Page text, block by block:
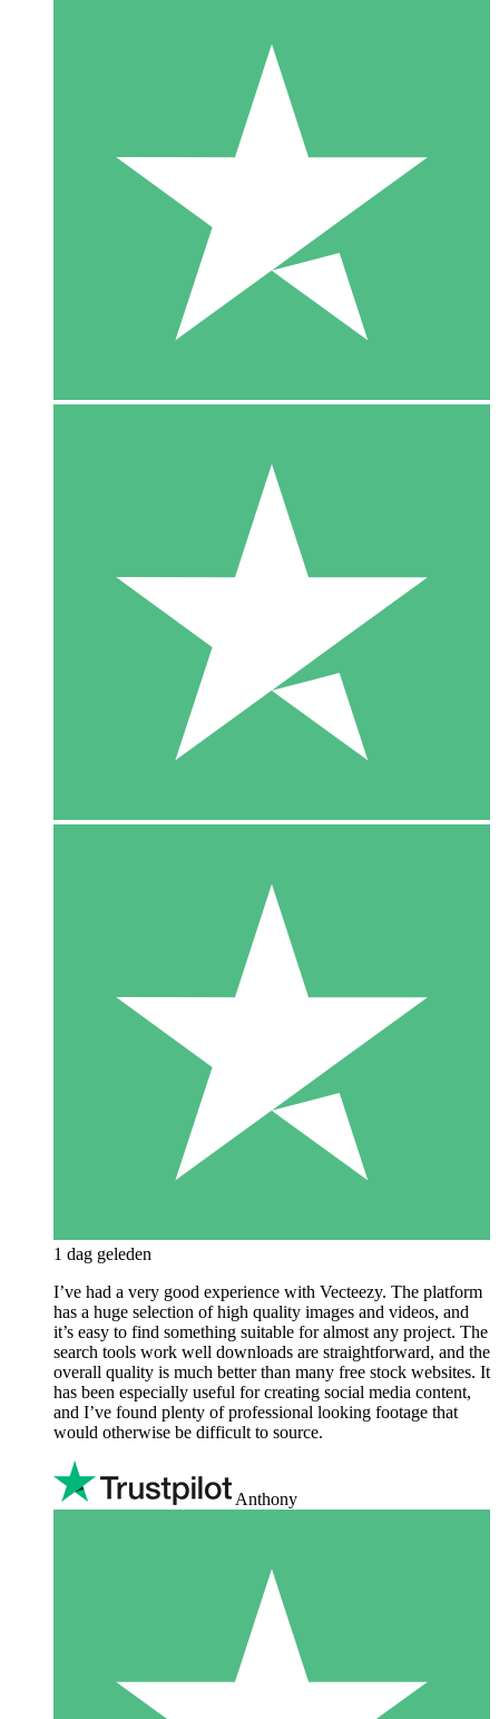
1 dag geleden
I’ve had a very good experience with Vecteezy. The platform
has a huge selection of high quality images and videos, and
it’s easy to find something suitable for almost any project. The
search tools work well downloads are straightforward, and the
overall quality is much better than many free stock websites. It
has been especially useful for creating social media content,
and I’ve found plenty of professional looking footage that
would otherwise be difficult to source.
Anthony